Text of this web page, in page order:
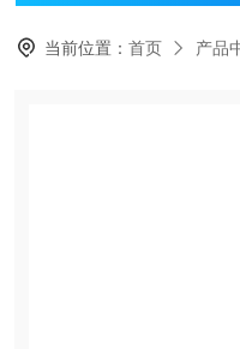
当前位置：首页 产品